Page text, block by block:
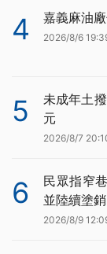
4 嘉義麻油
2026/8/6
5
未成年土
元
2026/8/7
6
民眾指窄
並陸續塗銷
2026/8/9